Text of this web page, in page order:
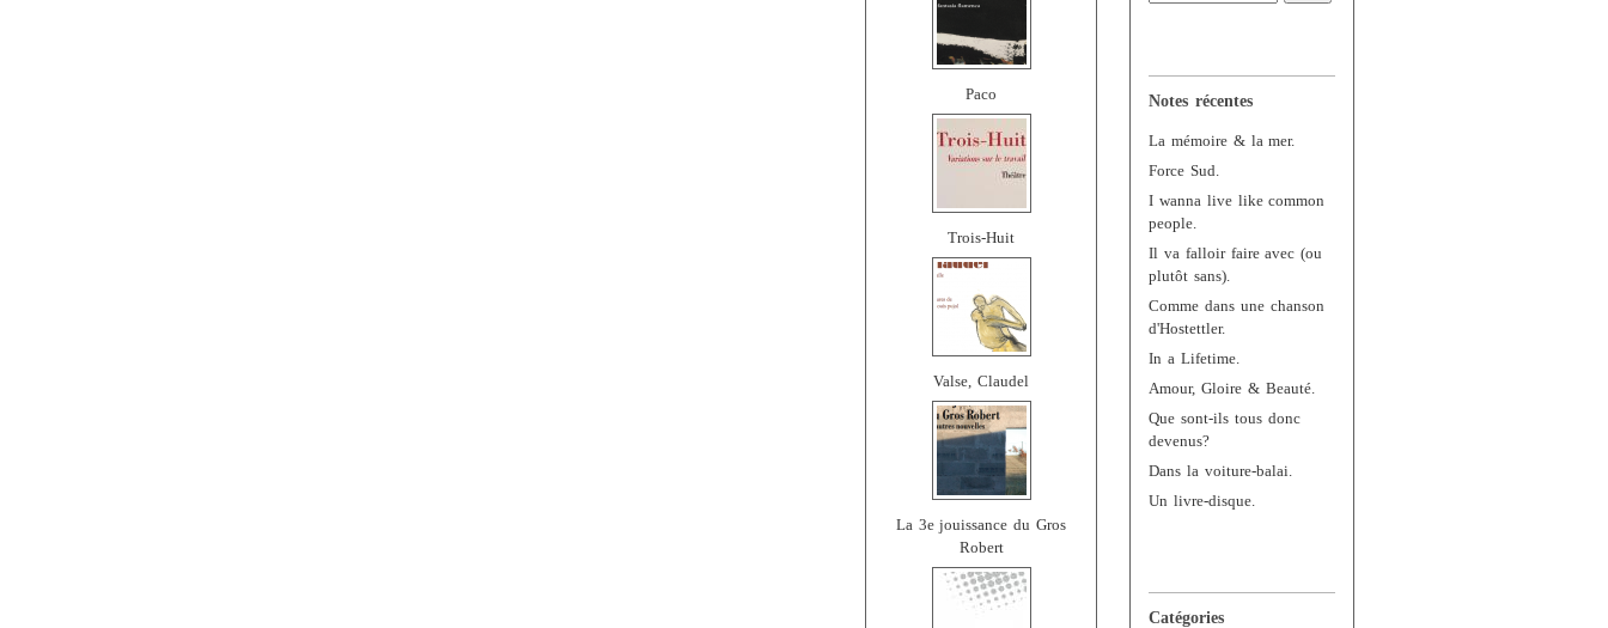
Notes récentes
La mémoire & la mer.
Force Sud.
I wanna live like common
people.
Il va falloir faire avec (ou
plutôt sans).
Comme dans une chanson
d'Hostettler.
In a Lifetime.
Amour, Gloire & Beauté.
Que sont-ils tous donc
devenus?
Dans la voiture-balai.
Un livre-disque.
Catégories
Paco
Trois-Huit
Valse, Claudel
La 3e jouissance du Gros
Robert